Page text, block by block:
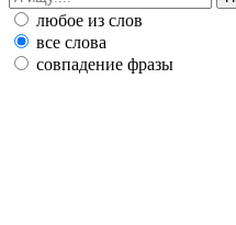
любое из слов
все слова
совпадение фразы